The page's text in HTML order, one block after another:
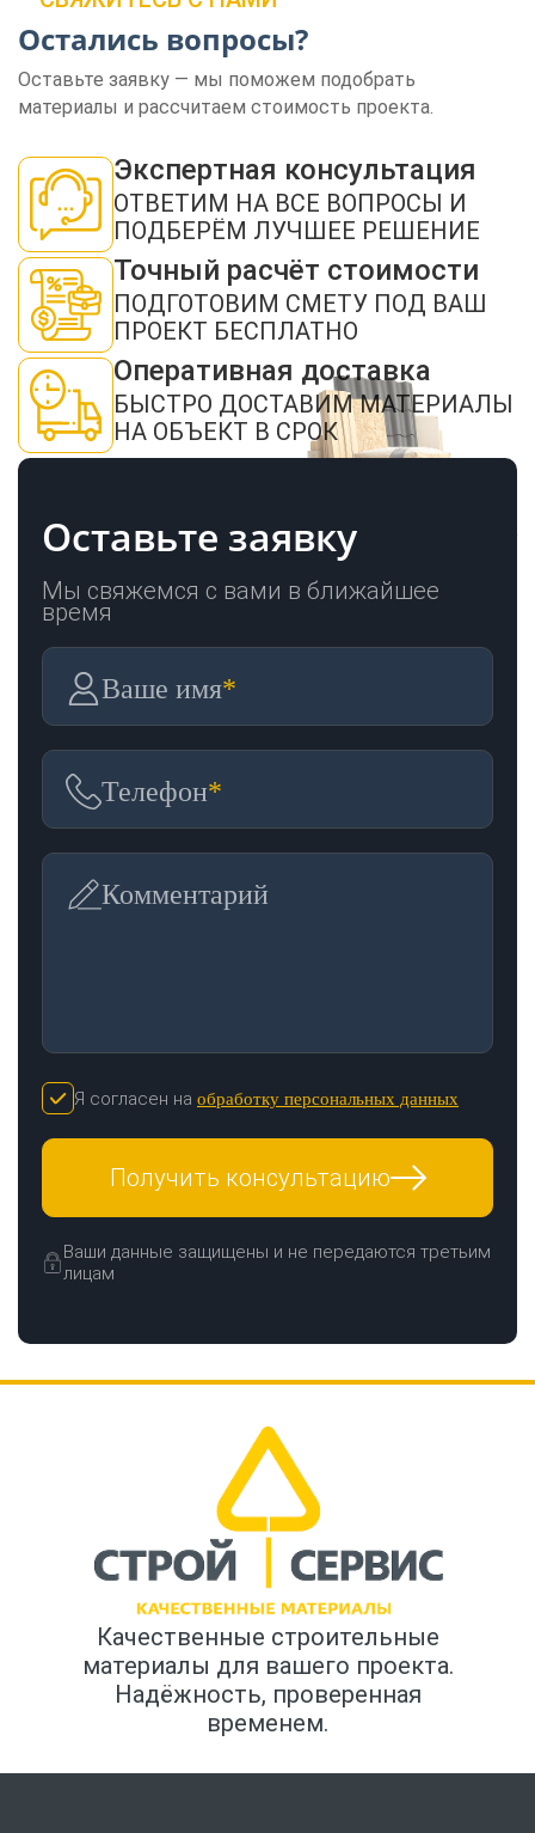
Остались вопросы?
Оставьте заявку — мы поможем подобрать
материалы и рассчитаем стоимость проекта.
Экспертная консультация
ОТВЕТИМ НА ВСЕ ВОПРОСЫ И
ПОДБЕРЁМ ЛУЧШЕЕ РЕШЕНИЕ
Точный расчёт стоимости
ПОДГОТОВИМ СМЕТУ ПОД ВАШ
ПРОЕКТ БЕСПЛАТНО
Оперативная доставка
БЫСТРО ДОСТАВИМ МАТЕРИАЛЫ
НА ОБЪЕКТ В СРОК
Оставьте заявку
Мы свяжемся с вами в ближайшее
время
Ваше имя*
Телефон*
Комментарий
Я согласен на обработку персональных данных
Получить консультацию
Ваши данные защищены и не передаются третьим
лицам
Качественные строительные
материалы для вашего проекта.
Надёжность, проверенная
временем.
Нажимая кнопку "Отправить", я даю своё согласие на обработку моих
персональных данных в соответствии с ФЗ от 27.07.2006 № 152-ФЗ "О
персональных данных", на условиях и для целей, определенных вполитикой
конфиденциальности
ОТПРАВИТЬ